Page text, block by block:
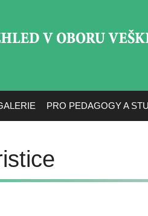
PRO PEDAGOGY A